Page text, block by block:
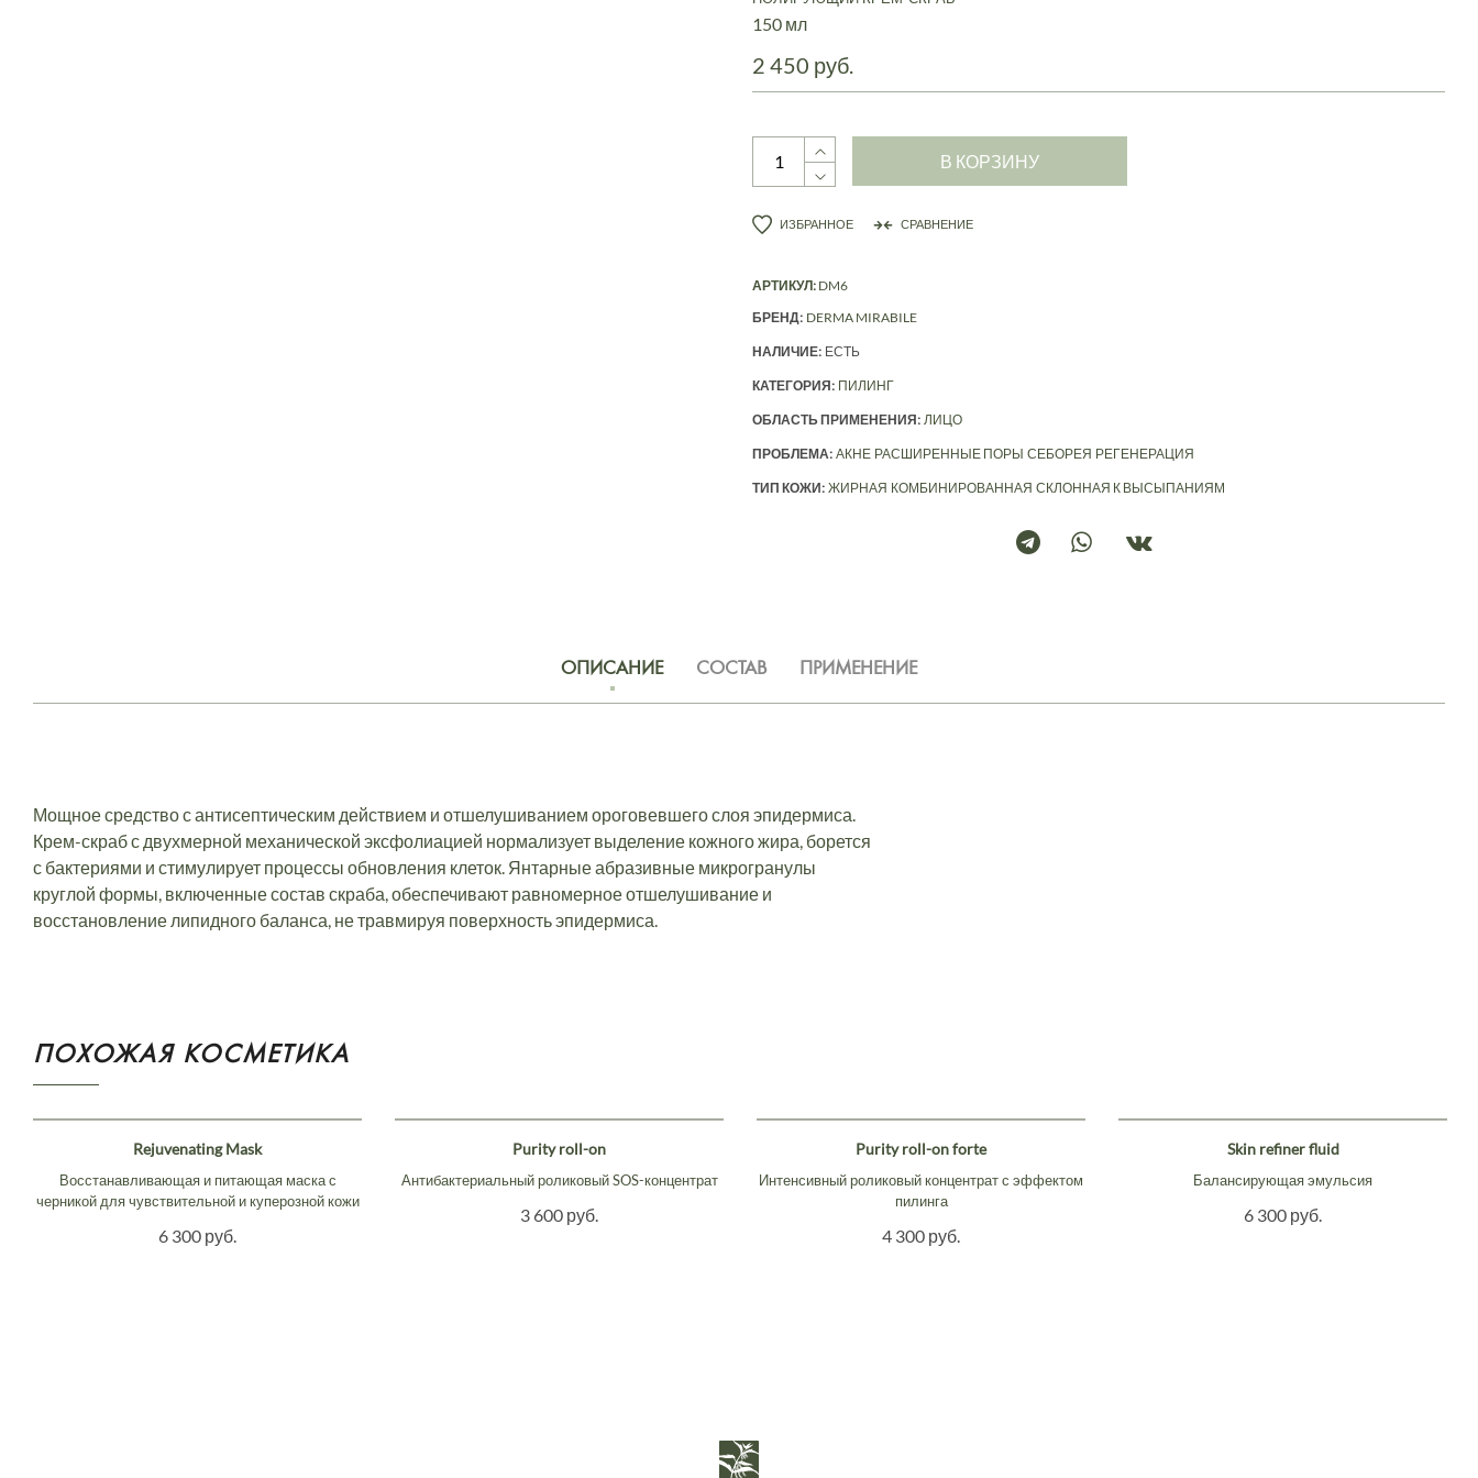
150 мл
2 450 руб.
В КОРЗИНУ
ИЗБРАННОЕ СРАВНЕНИЕ
АРТИКУЛ: DM6
БРЕНД: DERMA MIRABILE
НАЛИЧИЕ: ЕСТЬ
КАТЕГОРИЯ: ПИЛИНГ
ОБЛАСТЬ ПРИМЕНЕНИЯ: ЛИЦО
ПРОБЛЕМА: АКНЕ РАСШИРЕННЫЕ ПОРЫ СЕБОРЕЯ РЕГЕНЕРАЦИЯ
ТИП КОЖИ: ЖИРНАЯ КОМБИНИРОВАННАЯ СКЛОННАЯ К ВЫСЫПАНИЯМ
ОПИСАНИЕ СОСТАВ ПРИМЕНЕНИЕ
Мощное средство с антисептическим действием и отшелушиванием ороговевшего слоя эпидермиса.
Крем-скраб с двухмерной механической эксфолиацией нормализует выделение кожного жира, борется
с бактериями и стимулирует процессы обновления клеток. Янтарные абразивные микрогранулы
круглой формы, включенные состав скраба, обеспечивают равномерное отшелушивание и
восстановление липидного баланса, не травмируя поверхность эпидермиса.
ПОХОЖАЯ КОСМЕТИКА
Rejuvenating Mask
Восстанавливающая и питающая маска с
черникой для чувствительной и куперозной кожи
6 300 руб.
Purity roll-on
Антибактериальный роликовый SOS-концентрат
3 600 руб.
Purity roll-on forte
Интенсивный роликовый концентрат с эффектом
пилинга
4 300 руб.
Skin refiner fluid
Балансирующая эмульсия
6 300 руб.